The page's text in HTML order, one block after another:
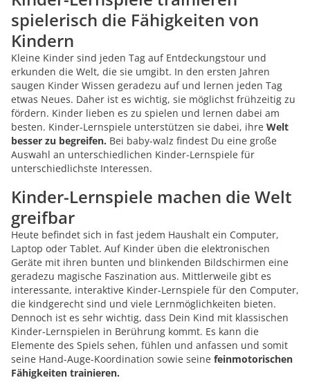
spielerisch die Fähigkeiten von
Kindern
Kleine Kinder sind jeden Tag auf Entdeckungstour und
erkunden die Welt, die sie umgibt. In den ersten Jahren
saugen Kinder Wissen geradezu auf und lernen jeden Tag
etwas Neues. Daher ist es wichtig, sie möglichst frühzeitig zu
fördern. Kinder lieben es zu spielen und lernen dabei am
besten. Kinder-Lernspiele unterstützen sie dabei, ihre Welt
besser zu begreifen. Bei baby-walz findest Du eine große
Auswahl an unterschiedlichen Kinder-Lernspiele für
unterschiedlichste Interessen.
Kinder-Lernspiele machen die Welt
greifbar
Heute befindet sich in fast jedem Haushalt ein Computer,
Laptop oder Tablet. Auf Kinder üben die elektronischen
Geräte mit ihren bunten und blinkenden Bildschirmen eine
geradezu magische Faszination aus. Mittlerweile gibt es
interessante, interaktive Kinder-Lernspiele für den Computer,
die kindgerecht sind und viele Lernmöglichkeiten bieten.
Dennoch ist es sehr wichtig, dass Dein Kind mit klassischen
Kinder-Lernspielen in Berührung kommt. Es kann die
Elemente des Spiels sehen, fühlen und anfassen und somit
seine Hand-Auge-Koordination sowie seine feinmotorischen
Fähigkeiten trainieren.